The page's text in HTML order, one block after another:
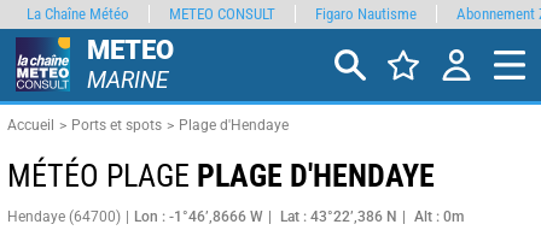
METEO
MARINE
Accueil Ports et spots Plage d'Hendaye
MÉTÉO PLAGE PLAGE D'HENDAYE
Hendaye (64700) Lon : -1°46’,8666 W Lat : 43°22’,386 N Alt : 0m
La Chaîne Météo METEO CONSULT Figaro Nautisme Abonnement